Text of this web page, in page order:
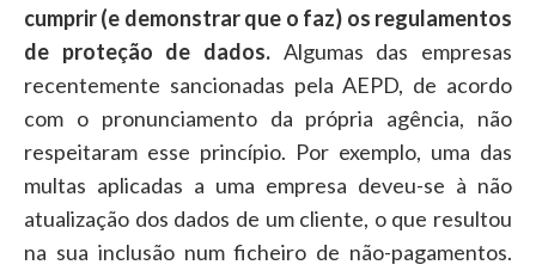
cumprir (e demonstrar que o faz) os regulamentos
de proteção de dados. Algumas das empresas
recentemente sancionadas pela AEPD, de acordo
com o pronunciamento da própria agência, não
respeitaram esse princípio. Por exemplo, uma das
multas aplicadas a uma empresa deveu-se à não
atualização dos dados de um cliente, o que resultou
na sua inclusão num ficheiro de não-pagamentos.